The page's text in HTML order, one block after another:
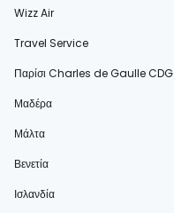
Wizz Air
Travel Service
Παρίσι Charles de Gaulle CDG
Μαδέρα
Μάλτα
Βενετία
Ισλανδία